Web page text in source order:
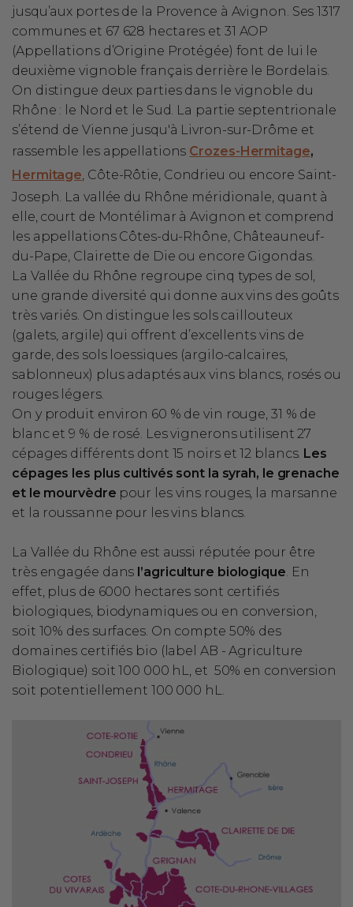
jusqu’aux portes de la Provence à Avignon. Ses 1317
communes et 67 628 hectares et 31 AOP
(Appellations d’Origine Protégée) font de lui le
deuxième vignoble français derrière le Bordelais.
On distingue deux parties dans le vignoble du
Rhône : le Nord et le Sud. La partie septentrionale
s’étend de Vienne jusqu'à Livron-sur-Drôme et
rassemble les appellations Crozes-Hermitage,
Hermitage, Côte-Rôtie, Condrieu ou encore Saint-
Joseph. La vallée du Rhône méridionale, quant à
elle, court de Montélimar à Avignon et comprend
les appellations Côtes-du-Rhône, Châteauneuf-
du-Pape, Clairette de Die ou encore Gigondas.
La Vallée du Rhône regroupe cinq types de sol,
une grande diversité qui donne aux vins des goûts
très variés. On distingue les sols caillouteux
(galets, argile) qui offrent d’excellents vins de
garde, des sols loessiques (argilo-calcaires,
sablonneux) plus adaptés aux vins blancs, rosés ou
rouges légers.
On y produit environ 60 % de vin rouge, 31 % de
blanc et 9 % de rosé. Les vignerons utilisent 27
cépages différents dont 15 noirs et 12 blancs. Les
cépages les plus cultivés sont la syrah, le grenache
et le mourvèdre pour les vins rouges, la marsanne
et la roussanne pour les vins blancs.
La Vallée du Rhône est aussi réputée pour être
très engagée dans l’agriculture biologique. En
effet, plus de 6000 hectares sont certifiés
biologiques, biodynamiques ou en conversion,
soit 10% des surfaces. On compte 50% des
domaines certifiés bio (label AB - Agriculture
Biologique) soit 100 000 hL, et 50% en conversion
soit potentiellement 100 000 hL.